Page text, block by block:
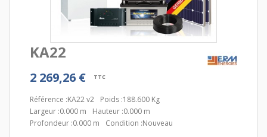
KA22
2 269,26 € TTC
Référence :KA22 v2 Poids :188.600 Kg
Largeur :0.000 m Hauteur :0.000 m
Profondeur :0.000 m Condition :Nouveau